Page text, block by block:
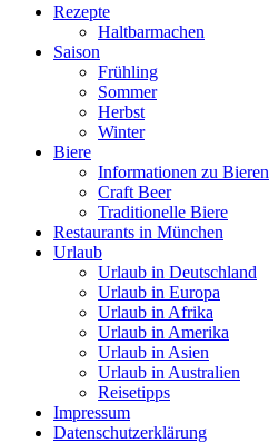
Rezepte
Haltbarmachen
Saison
Frühling
Sommer
Herbst
Winter
Biere
Informationen zu Bieren
Craft Beer
Traditionelle Biere
Restaurants in München
Urlaub
Urlaub in Deutschland
Urlaub in Europa
Urlaub in Afrika
Urlaub in Amerika
Urlaub in Asien
Urlaub in Australien
Reisetipps
Impressum
Datenschutzerklärung